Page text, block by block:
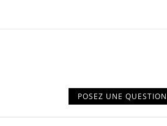
POSEZ UNE QUESTION